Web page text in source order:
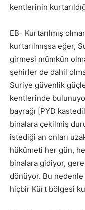
kentlerinin
EB- Kurtarılmış
kurtarılmışsa eğer,
girmesi mümkün
şehirler de dahil
Suriye güvenlik
kentlerinde
bayrağı [PYD
binalara çekilmiş
istediği an onları
hükümeti her gün,
binalara gidiyor,
dönüyor. Bu nedenle
hiçbir Kürt bölgesi